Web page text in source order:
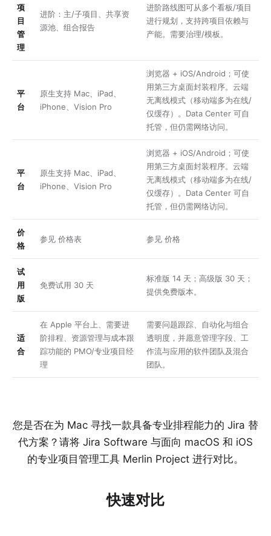
项
目
管
理
进阶：主/子项目、共享资
源池、组合报告
进阶路线图可从多个看板/项目
进行规划，支持跨项目依赖与
产能。需要治理/模板。
平
台
原生支持 Mac、iPad、
iPhone、Vision Pro
浏览器 + iOS/Android；可使
用第三方桌面封装程序。云端
无离线模式（移动端多为在线/
仅缓存）。Data Center 可自
托管，但仍需网络访问。
平
台
原生支持 Mac、iPad、
iPhone、Vision Pro
浏览器 + iOS/Android；可使
用第三方桌面封装程序。云端
无离线模式（移动端多为在线/
仅缓存）。Data Center 可自
托管，但仍需网络访问。
价
格
参见 价格表 参见 价格
试
用
版
免费试用 30 天
标准版 14 天；高级版 30 天；
提供免费版本。
适
合
在 Apple 平台上、需要进
阶排程、资源管理与成本跟
踪功能的 PMO/专业项目经
理
需要问题跟踪、自动化与组合
透明度，并愿意管理字段、工
作流与应用的软件团队及混合
团队。
您是否在为 Mac 寻找一款具备专业排程能力的 Jira 替
代方案？请将 Jira Software 与面向 macOS 和 iOS
的专业项目管理工具 Merlin Project 进行对比。
快速对比